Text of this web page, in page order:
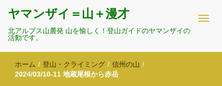
ヤマンザイ＝山＋漫才
北アルプス山麓発 山を愉しく！登山ガイドのヤマンザイの
活動です。
ホーム / 登山・クライミング / 信州の山 /
2024/03/10-11 地蔵尾根から赤岳